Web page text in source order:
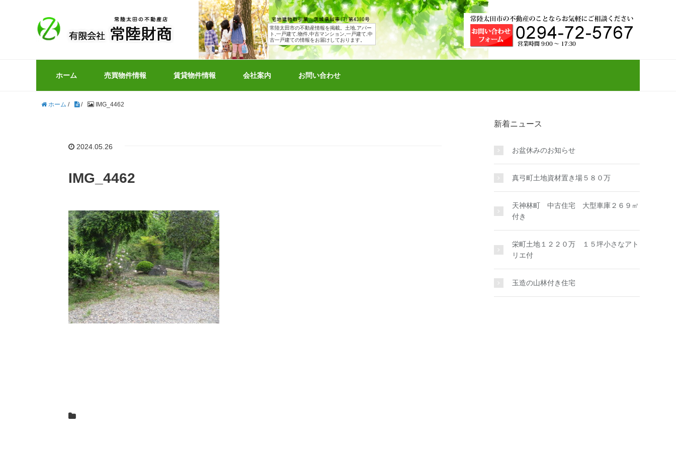
常陸太田市の不動産情報を掲載。土地,アパー
ト,一戸建て,物件,中古マンション,一戸建て,中
古一戸建ての情報をお届けしております。
ホーム 売買物件情報 賃貸物件情報 会社案内 お問い合わせ
ホーム / / IMG_4462
2024.05.26
IMG_4462
新着ニュース
お盆休みのお知らせ
真弓町土地資材置き場５８０万
天神林町 中古住宅 大型車庫２６９㎡
付き
栄町土地１２２０万 １５坪小さなアト
リエ付
玉造の山林付き住宅